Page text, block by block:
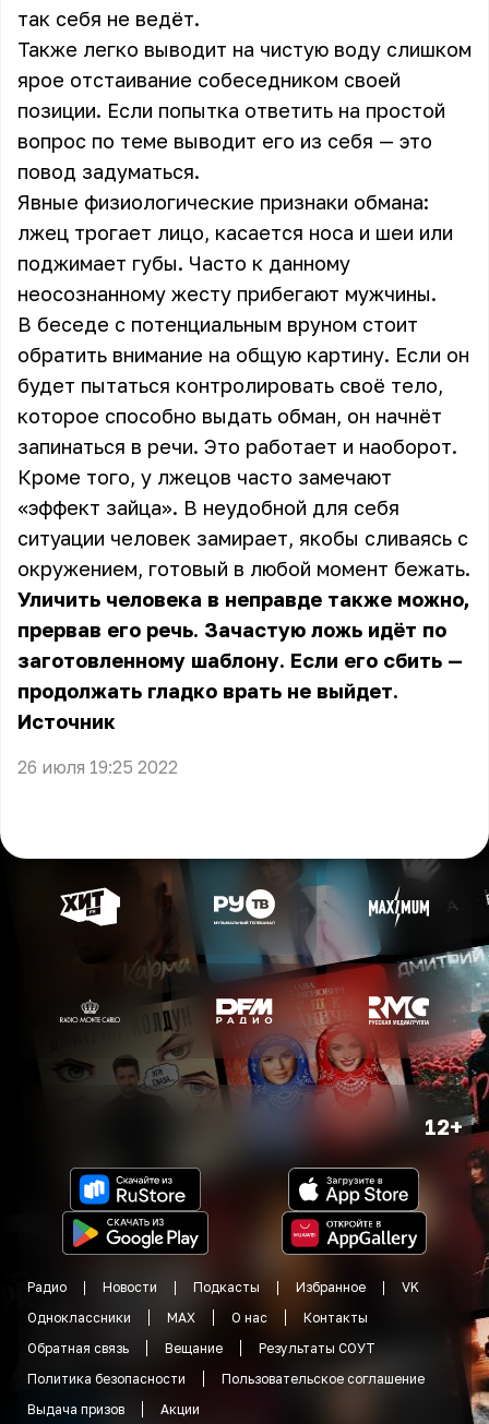
так себя не ведёт.
Также легко выводит на чистую воду слишком
ярое отстаивание собеседником своей
позиции. Если попытка ответить на простой
вопрос по теме выводит его из себя — это
повод задуматься.
Явные физиологические признаки обмана:
лжец трогает лицо, касается носа и шеи или
поджимает губы. Часто к данному
неосознанному жесту прибегают мужчины.
В беседе с потенциальным вруном стоит
обратить внимание на общую картину. Если он
будет пытаться контролировать своё тело,
которое способно выдать обман, он начнёт
запинаться в речи. Это работает и наоборот.
Кроме того, у лжецов часто замечают
«эффект зайца». В неудобной для себя
ситуации человек замирает, якобы сливаясь с
окружением, готовый в любой момент бежать.
Уличить человека в неправде также можно,
прервав его речь. Зачастую ложь идёт по
заготовленному шаблону. Если его сбить —
продолжать гладко врать не выйдет.
Источник
26 июля 19:25 2022
12+
Радио Новости Подкасты Избранное
VK
Одноклассники
MAX О нас
Контакты
Обратная связь
Вещание
Результаты СОУТ
Политика безопасности
Пользовательское соглашение
Выдача призов
Акции